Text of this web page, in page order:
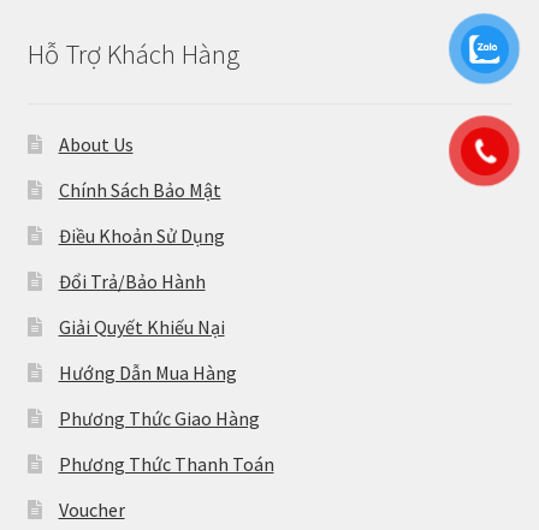
Hỗ Trợ Khách Hàng
About Us
Chính Sách Bảo Mật
Điều Khoản Sử Dụng
Đổi Trả/Bảo Hành
Giải Quyết Khiếu Nại
Hướng Dẫn Mua Hàng
Phương Thức Giao Hàng
Phương Thức Thanh Toán
Voucher